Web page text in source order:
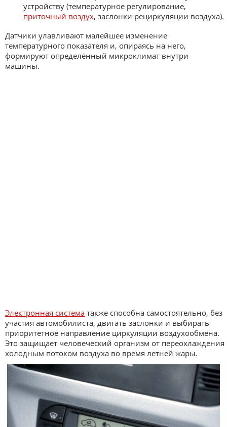
устройству (температурное регулирование,
приточный воздух, заслонки рециркуляции воздуха).
Датчики улавливают малейшее изменение
температурного показателя и, опираясь на него,
формируют определённый микроклимат внутри
машины.
Электронная система также способна самостоятельно, без
участия автомобилиста, двигать заслонки и выбирать
приоритетное направление циркуляции воздухообмена.
Это защищает человеческий организм от переохлаждения
холодным потоком воздуха во время летней жары.